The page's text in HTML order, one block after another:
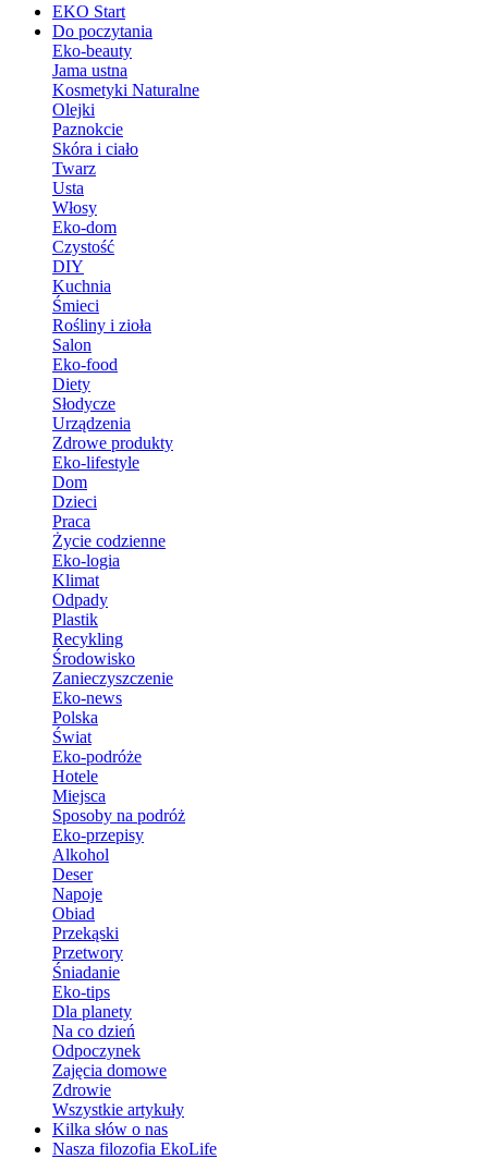
EKO Start
Do poczytania
Eko-beauty
Jama ustna
Kosmetyki Naturalne
Olejki
Paznokcie
Skóra i ciało
Twarz
Usta
Włosy
Eko-dom
Czystość
DIY
Kuchnia
Śmieci
Rośliny i zioła
Salon
Eko-food
Diety
Słodycze
Urządzenia
Zdrowe produkty
Eko-lifestyle
Dom
Dzieci
Praca
Życie codzienne
Eko-logia
Klimat
Odpady
Plastik
Recykling
Środowisko
Zanieczyszczenie
Eko-news
Polska
Świat
Eko-podróże
Hotele
Miejsca
Sposoby na podróż
Eko-przepisy
Alkohol
Deser
Napoje
Obiad
Przekąski
Przetwory
Śniadanie
Eko-tips
Dla planety
Na co dzień
Odpoczynek
Zajęcia domowe
Zdrowie
Wszystkie artykuły
Kilka słów o nas
Nasza filozofia EkoLife